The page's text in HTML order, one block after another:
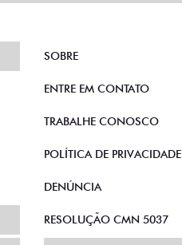
SOBRE
ENTRE EM CONTATO
TRABALHE CONOSCO
POLÍTICA DE PRIVACIDADE
DENÚNCIA
RESOLUÇÃO CMN 5037